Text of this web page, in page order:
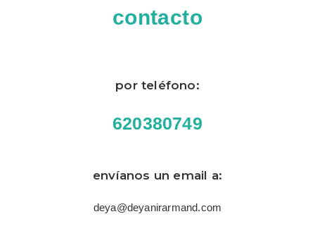
contacto
por teléfono:
620380749
envíanos un email a:
deya@deyanirarmand.com